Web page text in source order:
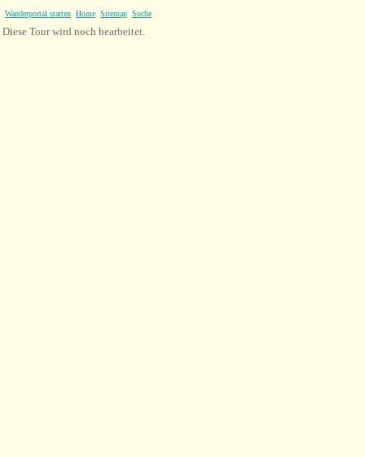
Wanderportal starten Home Sitemap Suche
Diese Tour wird noch bearbeitet.